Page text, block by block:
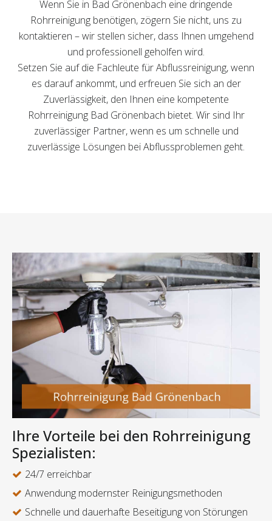
Wenn Sie in Bad Grönenbach eine dringende
Rohrreinigung benötigen, zögern Sie nicht, uns zu
kontaktieren – wir stellen sicher, dass Ihnen umgehend
und professionell geholfen wird.
Setzen Sie auf die Fachleute für Abflussreinigung, wenn
es darauf ankommt, und erfreuen Sie sich an der
Zuverlässigkeit, den Ihnen eine kompetente
Rohrreinigung Bad Grönenbach bietet. Wir sind Ihr
zuverlässiger Partner, wenn es um schnelle und
zuverlässige Lösungen bei Abflussproblemen geht.
Ihre Vorteile bei den Rohrreinigung
Spezialisten:
24/7 erreichbar
Anwendung modernster Reinigungsmethoden
Schnelle und dauerhafte Beseitigung von Störungen